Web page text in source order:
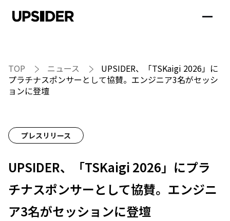
TOP ニュース
UPSIDER、「TSKaigi 2026」に
プラチナスポンサーとして協賛。エンジニア3名がセッシ
ョンに登壇
プレスリリース
UPSIDER、「TSKaigi 2026」にプラ
チナスポンサーとして協賛。エンジニ
ア3名がセッションに登壇